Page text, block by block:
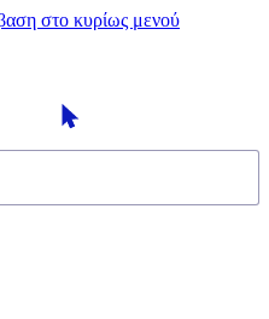
στο κυρίως μενού